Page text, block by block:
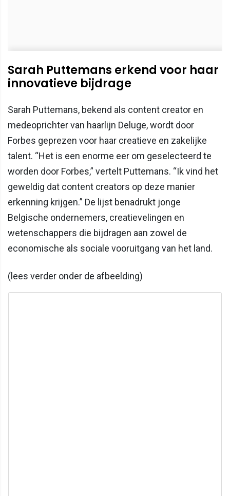
Sarah Puttemans erkend voor haar
innovatieve bijdrage
Sarah Puttemans, bekend als content creator en
medeoprichter van haarlijn Deluge, wordt door
Forbes geprezen voor haar creatieve en zakelijke
talent. “Het is een enorme eer om geselecteerd te
worden door Forbes,” vertelt Puttemans. “Ik vind het
geweldig dat content creators op deze manier
erkenning krijgen.” De lijst benadrukt jonge
Belgische ondernemers, creatievelingen en
wetenschappers die bijdragen aan zowel de
economische als sociale vooruitgang van het land.
(lees verder onder de afbeelding)